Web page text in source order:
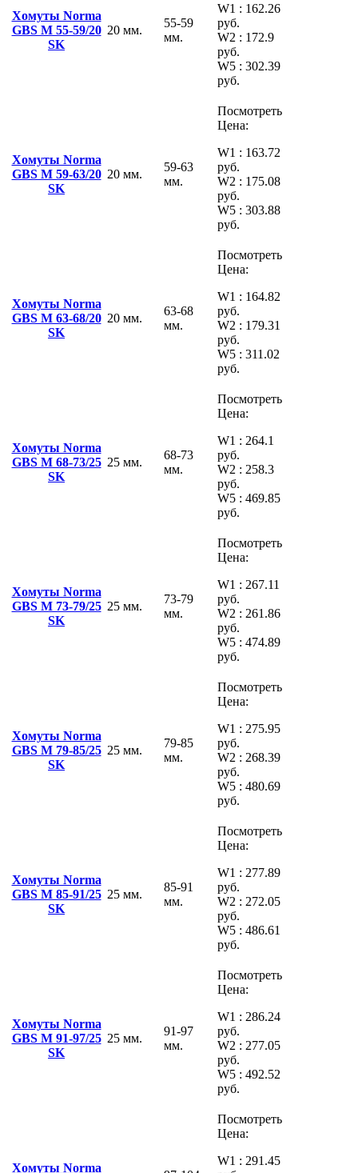
Хомуты Norma
GBS M 55-59/20
SK
20 мм.
55-59
мм.
W1 : 162.26
руб.
W2 : 172.9
руб.
W5 : 302.39
руб.
Хомуты Norma
GBS M 59-63/20
SK
20 мм.
59-63
мм.
Посмотреть
Цена:
W1 : 163.72
руб.
W2 : 175.08
руб.
W5 : 303.88
руб.
Хомуты Norma
GBS M 63-68/20
SK
20 мм.
63-68
мм.
Посмотреть
Цена:
W1 : 164.82
руб.
W2 : 179.31
руб.
W5 : 311.02
руб.
Хомуты Norma
GBS M 68-73/25
SK
25 мм.
68-73
мм.
Посмотреть
Цена:
W1 : 264.1
руб.
W2 : 258.3
руб.
W5 : 469.85
руб.
Хомуты Norma
GBS M 73-79/25
SK
25 мм.
73-79
мм.
Посмотреть
Цена:
W1 : 267.11
руб.
W2 : 261.86
руб.
W5 : 474.89
руб.
Хомуты Norma
GBS M 79-85/25
SK
25 мм.
79-85
мм.
Посмотреть
Цена:
W1 : 275.95
руб.
W2 : 268.39
руб.
W5 : 480.69
руб.
Хомуты Norma
GBS M 85-91/25
SK
25 мм.
85-91
мм.
Посмотреть
Цена:
W1 : 277.89
руб.
W2 : 272.05
руб.
W5 : 486.61
руб.
Хомуты Norma
GBS M 91-97/25
SK
25 мм.
91-97
мм.
Посмотреть
Цена:
W1 : 286.24
руб.
W2 : 277.05
руб.
W5 : 492.52
руб.
Хомуты Norma
Посмотреть
Цена:
W1 : 291.45